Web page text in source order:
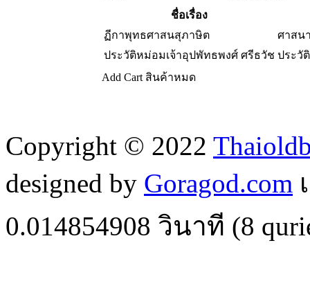
ชื่อเรื่อง
ฏีกาพุทธศาสนสุภาษิต
ศาสน
ประวัติหม่อมเจ้าอุปพัทธพงศ์ ศรีธวัช ประวั
Add Cart สินค้าหมด
Copyright © 2022
designed by Goragod.com
0.014854908 วินาที (8